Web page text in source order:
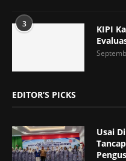
3
KIPI
EDITOR’S PICKS
Usai